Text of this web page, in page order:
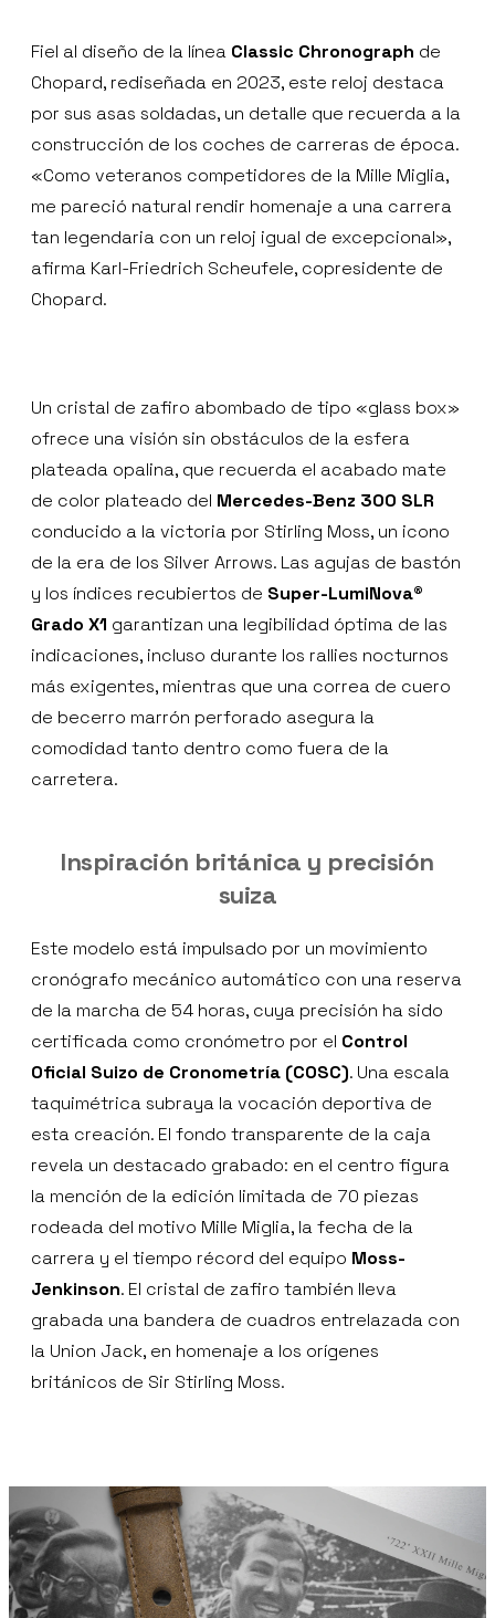
Fiel al diseño de la línea Classic Chronograph de
Chopard, rediseñada en 2023, este reloj destaca
por sus asas soldadas, un detalle que recuerda a la
construcción de los coches de carreras de época.
«Como veteranos competidores de la Mille Miglia,
me pareció natural rendir homenaje a una carrera
tan legendaria con un reloj igual de excepcional»,
afirma Karl-Friedrich Scheufele, copresidente de
Chopard.
Un cristal de zafiro abombado de tipo «glass box»
ofrece una visión sin obstáculos de la esfera
plateada opalina, que recuerda el acabado mate
de color plateado del Mercedes-Benz 300 SLR
conducido a la victoria por Stirling Moss, un icono
de la era de los Silver Arrows. Las agujas de bastón
y los índices recubiertos de Super-LumiNova®
Grado X1 garantizan una legibilidad óptima de las
indicaciones, incluso durante los rallies nocturnos
más exigentes, mientras que una correa de cuero
de becerro marrón perforado asegura la
comodidad tanto dentro como fuera de la
carretera.
Inspiración británica y precisión
suiza
Este modelo está impulsado por un movimiento
cronógrafo mecánico automático con una reserva
de la marcha de 54 horas, cuya precisión ha sido
certificada como cronómetro por el Control
Oficial Suizo de Cronometría (COSC). Una escala
taquimétrica subraya la vocación deportiva de
esta creación. El fondo transparente de la caja
revela un destacado grabado: en el centro figura
la mención de la edición limitada de 70 piezas
rodeada del motivo Mille Miglia, la fecha de la
carrera y el tiempo récord del equipo Moss-
Jenkinson. El cristal de zafiro también lleva
grabada una bandera de cuadros entrelazada con
la Union Jack, en homenaje a los orígenes
británicos de Sir Stirling Moss.